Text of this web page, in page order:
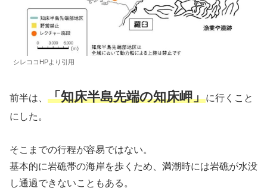
シレココHPより引用
前半は、 「知床半島先端の知床岬」に行くこと
にした。
そこまでの行程が容易ではない。
基本的に岩礁帯の海岸を歩くため、満潮時には岩礁が水没
し通過できないこともある。